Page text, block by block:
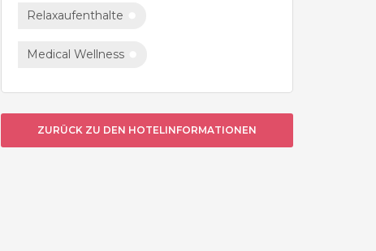
Relaxaufenthalte
Medical Wellness
ZURÜCK ZU DEN HOTELINFORMATIONEN